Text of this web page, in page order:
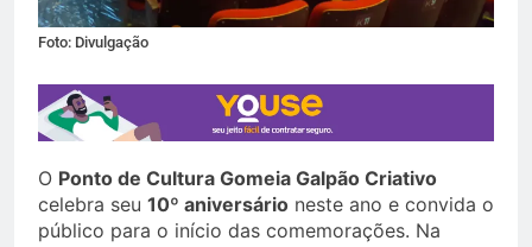
Foto: Divulgação
O Ponto de Cultura Gomeia Galpão Criativo
celebra seu 10º aniversário neste ano e convida o
público para o início das comemorações. Na